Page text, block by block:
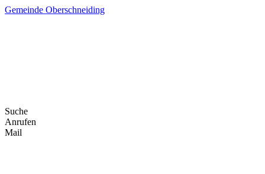
Skip
Gemeinde Oberschneiding
Suche
Anrufen
Mail